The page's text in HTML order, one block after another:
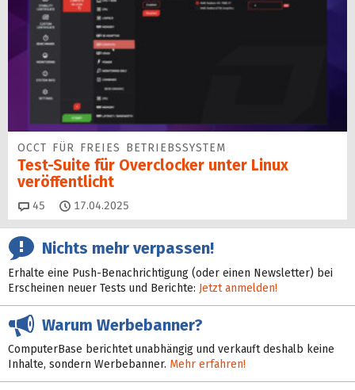
OCCT FÜR FREIES BETRIEBSSYSTEM
Test-Suite für Overclocker unter Linux
veröffentlicht
45 Kommentare
17.04.2025
Nichts mehr verpassen!
Erhalte eine Push-Benachrichtigung (oder einen Newsletter) bei
Erscheinen neuer Tests und Berichte: Jetzt anmelden!
Warum Werbebanner?
ComputerBase berichtet unabhängig und verkauft deshalb keine
Inhalte, sondern Werbebanner. Mehr erfahren!